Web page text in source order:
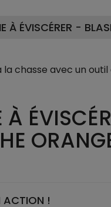
À ÉVISCÉRER -
chasse avec un
ACTION !